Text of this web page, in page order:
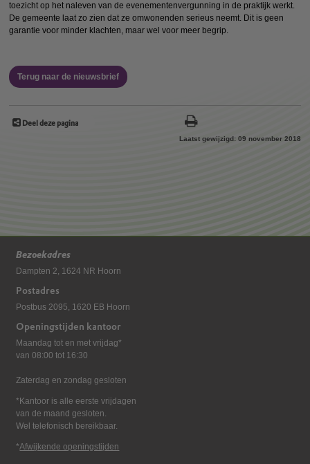
toezicht op het naleven van de evenementenvergunning in de praktijk werkt.
De gemeente laat zo zien dat ze omwonenden serieus neemt. Dit is geen
garantie voor minder klachten, maar wel voor meer begrip.
Terug naar de nieuwsbrief
Deel deze pagina
Laatst gewijzigd: 09 november 2018
Bezoekadres
Dampten 2, 1624 NR Hoorn
Postadres
Postbus 2095, 1620 EB Hoorn
Openingstijden kantoor
Maandag tot en met vrijdag*
van 08:00 tot 16:30
Zaterdag en zondag gesloten
*Kantoor is alle eerste vrijdagen
van de maand gesloten.
Wel telefonisch bereikbaar.
*Afwijkende openingstijden